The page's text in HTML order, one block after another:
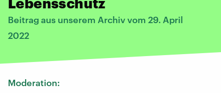
Beitrag aus unserem Archiv vom 29. April
2022
Moderation: